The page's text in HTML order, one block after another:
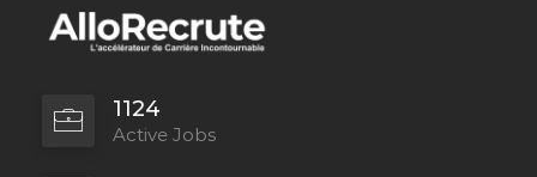
1124
Active Jobs